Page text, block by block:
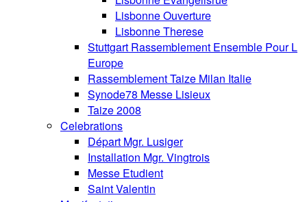
Lisbonne Ouverture
Lisbonne Therese
Stuttgart Rassemblement Ensemble Pour L
Europe
Rassemblement Taize Milan Italie
Synode78 Messe Lisieux
Taize 2008
Celebrations
Départ Mgr. Lusiger
Installation Mgr. Vingtrois
Messe Etudient
Saint Valentin